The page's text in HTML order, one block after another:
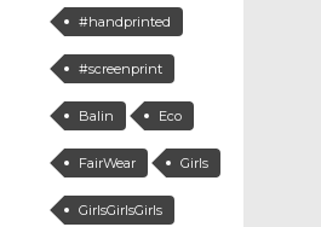
#handprinted
#screenprint
Balin Eco
FairWear Girls
GirlsGirlsGirls